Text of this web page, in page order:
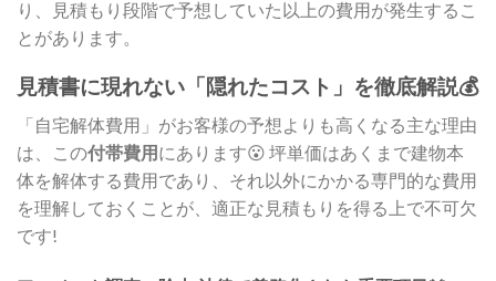
り、見積もり段階で予想していた以上の費用が発生するこ
とがあります。
見積書に現れない「隠れたコスト」を徹底解説💰
「自宅解体費用」がお客様の予想よりも高くなる主な理由
は、この付帯費用にあります😮 坪単価はあくまで建物本
体を解体する費用であり、それ以外にかかる専門的な費用
を理解しておくことが、適正な見積もりを得る上で不可欠
です!